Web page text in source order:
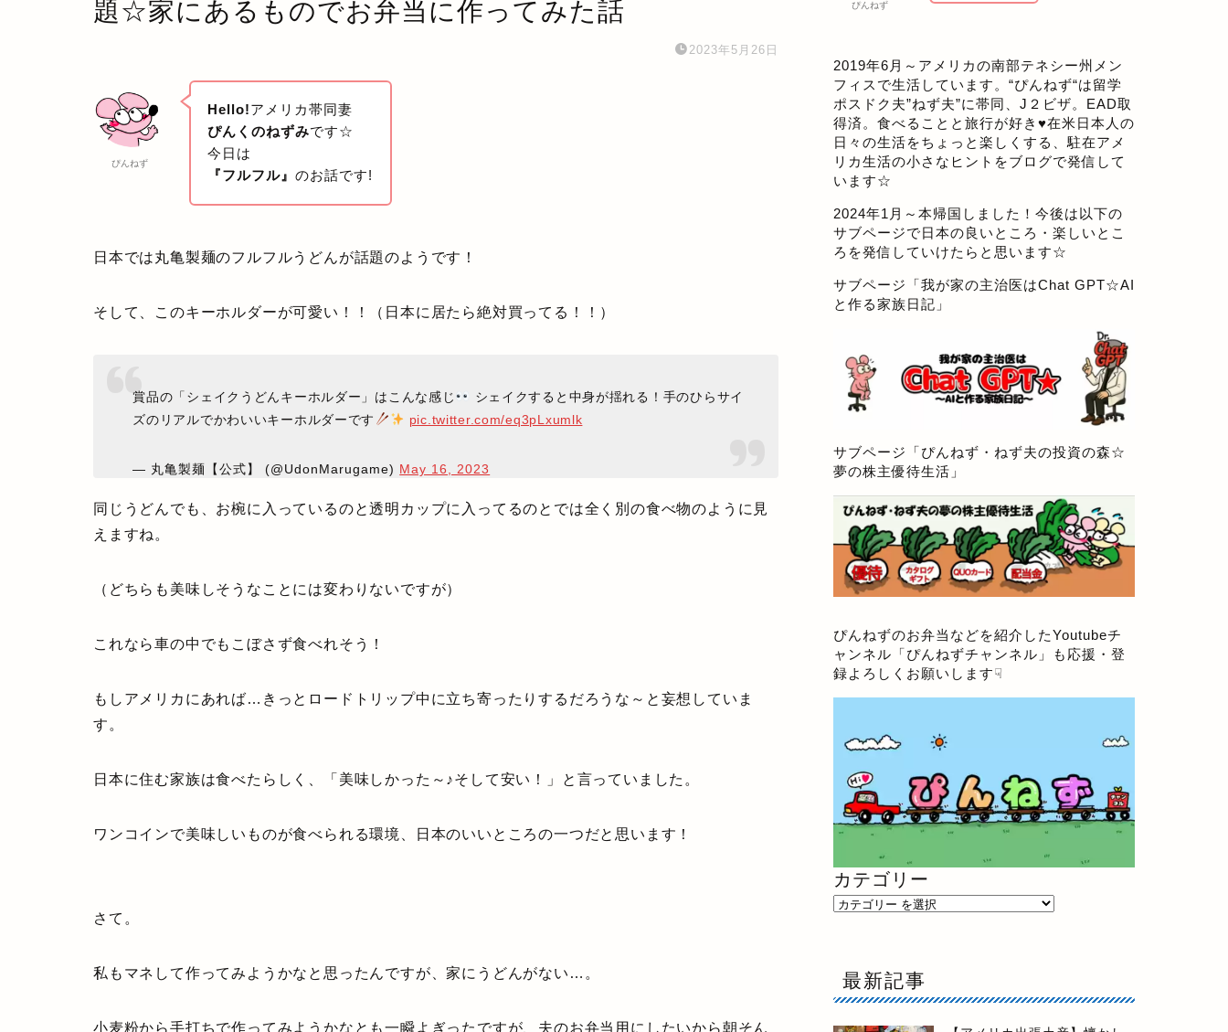
題☆家にあるものでお弁当に作ってみた話
2023年5月26日
ぴんねず
Hello!アメリカ帯同妻
ぴんくのねずみです☆
今日は
『フルフル』のお話です!
日本では丸亀製麺のフルフルうどんが話題のようです！
そして、このキーホルダーが可愛い！！（日本に居たら絶対買ってる！！）
賞品の「シェイクうどんキーホルダー」はこんな感じ
シェイクすると中身が揺れる！手のひらサイ
ズのリアルでかわいいキーホルダーです
pic.twitter.com/eq3pLxumlk
— 丸亀製麺【公式】 (@UdonMarugame) May 16, 2023
同じうどんでも、お椀に入っているのと透明カップに入ってるのとでは全く別の食べ物のように見
えますね。
（どちらも美味しそうなことには変わりないですが）
これなら車の中でもこぼさず食べれそう！
もしアメリカにあれば…きっとロードトリップ中に立ち寄ったりするだろうな～と妄想していま
す。
日本に住む家族は食べたらしく、「美味しかった～♪そして安い！」と言っていました。
ワンコインで美味しいものが食べられる環境、日本のいいところの一つだと思います！
さて。
私もマネして作ってみようかなと思ったんですが、家にうどんがない…。
小麦粉から手打ちで作ってみようかなとも一瞬よぎったですが、夫のお弁当用にしたいから朝そん
ぴんねず
2019年6月～アメリカの南部テネシー州メン
フィスで生活しています。“ぴんねず“は留学
ポスドク夫”ねず夫”に帯同、J２ビザ。EAD取
得済。食べることと旅行が好き♥在米日本人の
日々の生活をちょっと楽しくする、駐在アメ
リカ生活の小さなヒントをブログで発信して
います☆
2024年1月～本帰国しました！今後は以下の
サブページで日本の良いところ・楽しいとこ
ろを発信していけたらと思います☆
サブページ「我が家の主治医はChat GPT☆AI
と作る家族日記 」
サブページ「ぴんねず・ねず夫の投資の森☆
夢の株主優待生活 」
ぴんねずのお弁当などを紹介したYoutubeチ
ャンネル「ぴんねずチャンネル 」も応援・登
録よろしくお願いします☟
カテゴリー
最新記事